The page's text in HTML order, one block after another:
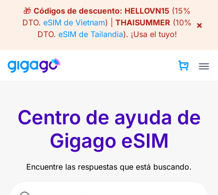
🎁 Códigos de descuento: HELLOVN15 (15%
DTO. eSIM de Vietnam) | THAISUMMER (10%
DTO. eSIM de Tailandia). ¡Usa el tuyo!
×
Centro de ayuda de
Gigago eSIM
Encuentre las respuestas que está buscando.